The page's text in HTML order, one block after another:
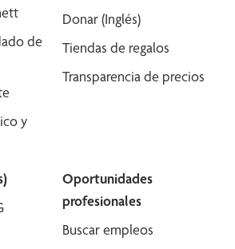
de
y
Donar (Inglés)
Tiendas de regalos
Transparencia de precios
Oportunidades
profesionales
Buscar empleos